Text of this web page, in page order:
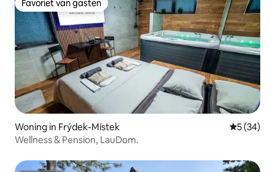
Favoriet van gasten
Favoriet van gasten
Woning in Frýdek-Místek
5 (34)
Wellness & Pension, LauDom.